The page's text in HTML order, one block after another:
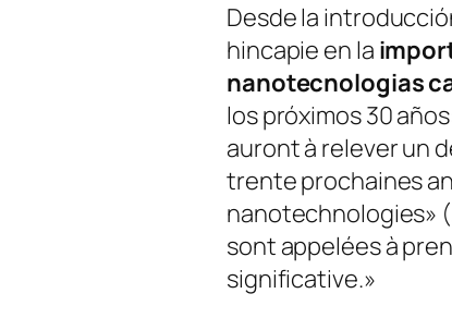
Desde la
hincapie en la
nanotecnologias
los próximos 30
auront à relever un
trente prochaines
nanotechnologies»
sont appelées à
significative.»